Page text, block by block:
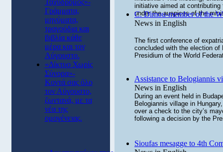
Ταχυδρόμος»-
Γράμματα,
μηνύματα,
τραγούδια και
βιβλία κάθε
μέρα και τον
Αύγουστο.
«Δίκτυο Χωρίς
Σύνορα»-
Κοντά σας όλο
τον Αύγουστο,
ζωντανά, με τα
νέα της
ομογένειας.
initiative aimed at
under the auspices of the
C. Dimou-member of the
News in English
The first conference of
concluded with the election of
Presidium of the World
Assistance to Belogiannis
News in English
During an event held in
Belogiannis village in
over a check to the city’s
following a decision by the
Sioufas mesagge to 4th